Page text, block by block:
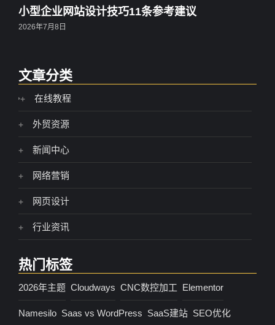
小型企业网站设计技巧11条参考建议
2026年7月8日
文章分类
在线教程
外贸资源
新闻中心
网络营销
网页设计
行业资讯
热门标签
2026年主题 Cloudways CNC数控加工 Elementor
Namesilo Saas vs WordPress SaaS建站 SEO优化